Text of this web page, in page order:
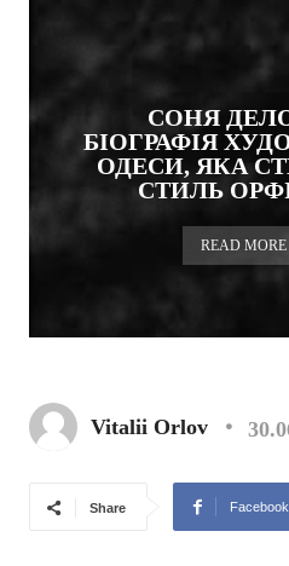
СОНЯ
БІОГРАФІЯ
ОДЕСИ, ЯКА
СТИЛЬ
READ MORE
Vitalii Orlov
Share Facebook